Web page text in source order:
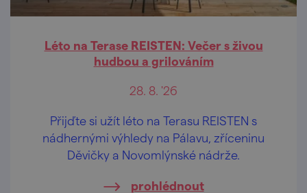
Léto na Terase REISTEN: Večer s živou
hudbou a grilováním
28. 8. '26
Přijďte si užít léto na Terasu REISTEN s
nádhernými výhledy na Pálavu, zříceninu
Děvičky a Novomlýnské nádrže.
prohlédnout